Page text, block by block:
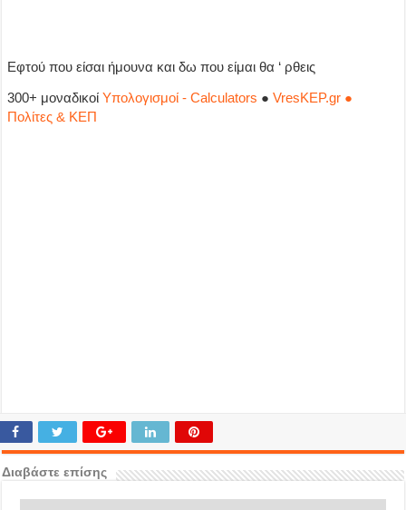
Εφτού που είσαι ήμουνα και δω που είμαι θα ‘ ρθεις
300+ μοναδικοίΥπολογισμοί - Calculators ●VresKEP.gr ●
Πολίτες & ΚΕΠ
Διαβάστε επίσης